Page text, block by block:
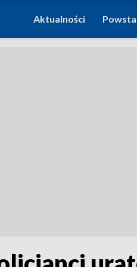
DO
Aktualności